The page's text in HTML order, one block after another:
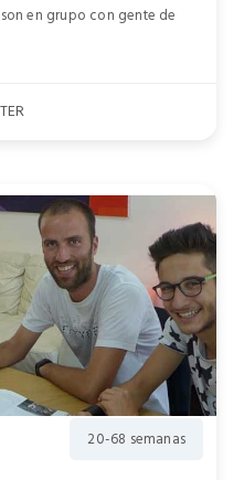
en grupo con gente de
20-68 semanas